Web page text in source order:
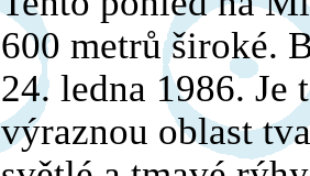
600 metrů široké.
24. ledna 1986.
výraznou oblast